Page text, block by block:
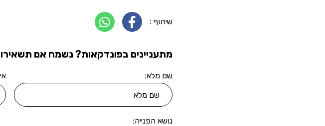
שיתוף :
מתעניינים בפונדקאות? נשמח אם
שם מלא:
נושא הפנייה: